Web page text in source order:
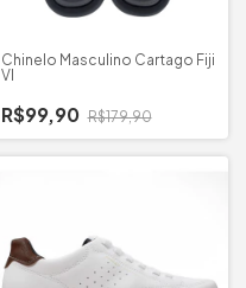
Chinelo Masculino Cartago Fiji
VI
R$99,90 R$179,90